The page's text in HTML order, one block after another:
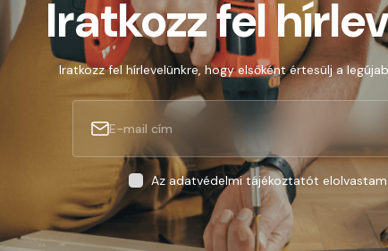
Iratkozz fel
Iratkozz fel hírlevelünkre, hogy elsőként értesülj a
Az adatvédelmi tájékoztatót